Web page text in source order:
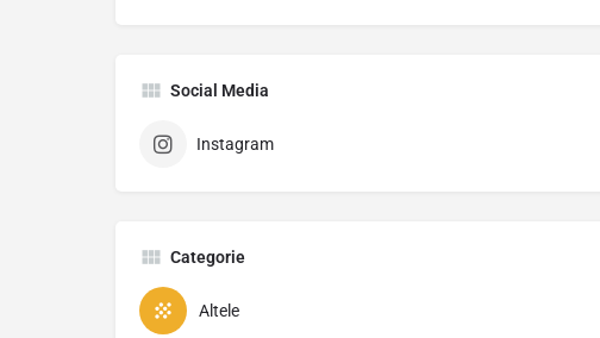
Social Media
Instagram
Categorie
Altele